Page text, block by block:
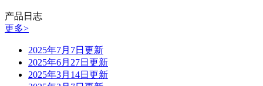
产品日志
更多>
2025年7月7日更新
2025年6月27日更新
2025年3月14日更新